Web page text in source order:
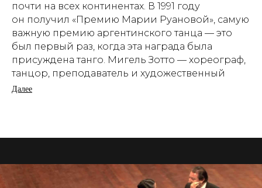
почти на всех континентах. В 1991 году
он получил «Премию Марии Руановой», самую
важную премию аргентинского танца — это
был первый раз, когда эта награда была
присуждена танго. Мигель Зотто — хореограф,
танцор, преподаватель и художественный
руководитель компании TangoX2, В 1999 году
трех величайших танцоров танго века,
году он был номинирован на звание
«Академический» Национальной академией
Далее